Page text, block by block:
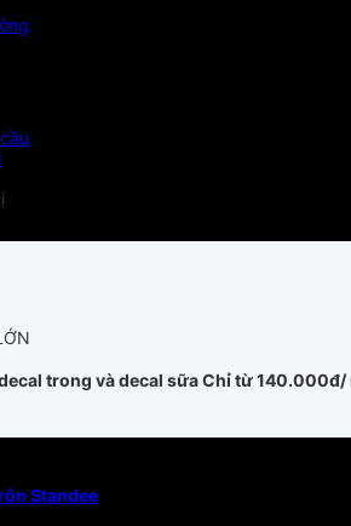
trong và decal sữaChỉ từ 140.000đ/
Standee